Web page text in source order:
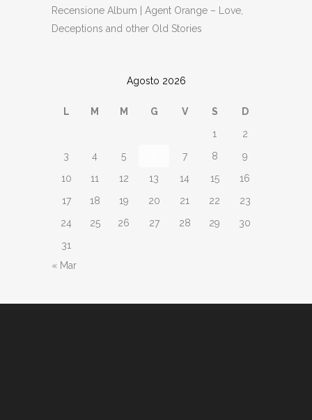
Recensione Album | Agent Orange – Love,
Deceptions and other Old Stories
Agosto 2026
L M M G V S
D
1
2
3
4 5 7 8
9
10
11 12 13 14 15
16
17
18 19 20 21 22
23
24
25 26 27 28 29
30
31
« Mar